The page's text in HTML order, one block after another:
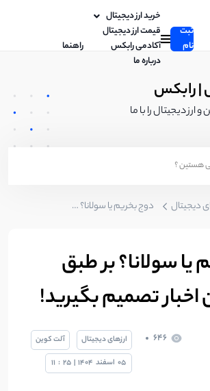
ثبت
نام
خرید ارز دیجیتال
قیمت ارز دیجیتال
آکادمی رابکس
راهنما
درباره ما
| رابکس
دیجیتال را با ما
دیجیتال دوج بخریم یا سولانا؟ بر طبق جدیدترین اخبار تصمیم بگیرید!
یا سولانا؟ بر طبق
اخبار تصمیم بگیرید!
646 ارزهای دیجیتال
آلت کوین
05 اسفند 1404
|
25
:
11